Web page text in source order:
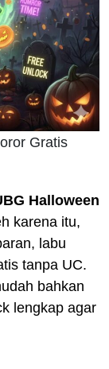
Gratis
Halloween
karena itu,
labu
tanpa UC.
bahkan
lengkap agar